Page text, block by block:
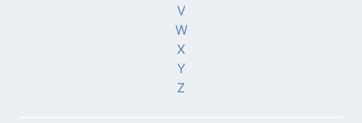
V
W
X
Y
Z